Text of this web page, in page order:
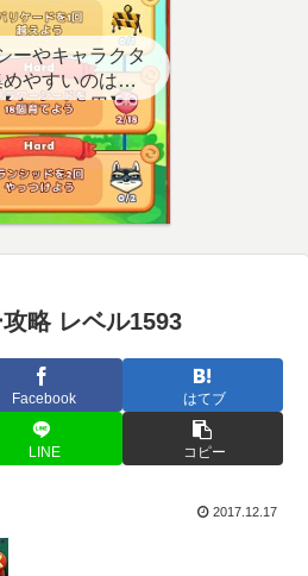
ーやキャラクタ
やすいのはど
クエスト用】
略 レベル1593
Facebook はてブ
LINE コピー
2017.12.17